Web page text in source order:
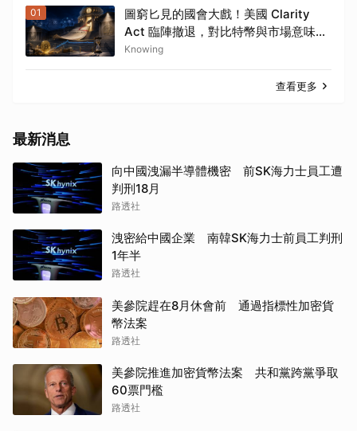
01
圖窮匕見的國會大戲！美國 Clarity
Act 臨陣撤退，對比特幣與市場意味著
什麼？
Knowing
查看更多
最新消息
向中國洩漏半導體機密 前SK海力士員工遭
判刑18月
路透社
洩密給中國企業 南韓SK海力士前員工判刑
1年半
路透社
美參院趕在8月休會前 通過指標性加密貨
幣法案
路透社
美參院推進加密貨幣法案 共和黨跨黨爭取
60票門檻
路透社